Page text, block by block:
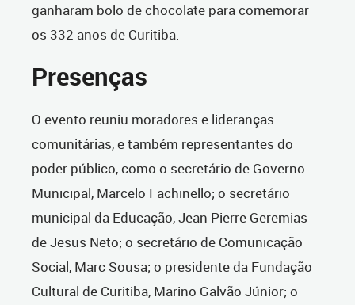
ganharam bolo de chocolate para comemorar
os 332 anos de Curitiba.
Presenças
O evento reuniu moradores e lideranças
comunitárias, e também representantes do
poder público, como o secretário de Governo
Municipal, Marcelo Fachinello; o secretário
municipal da Educação, Jean Pierre Geremias
de Jesus Neto; o secretário de Comunicação
Social, Marc Sousa; o presidente da Fundação
Cultural de Curitiba, Marino Galvão Júnior; o